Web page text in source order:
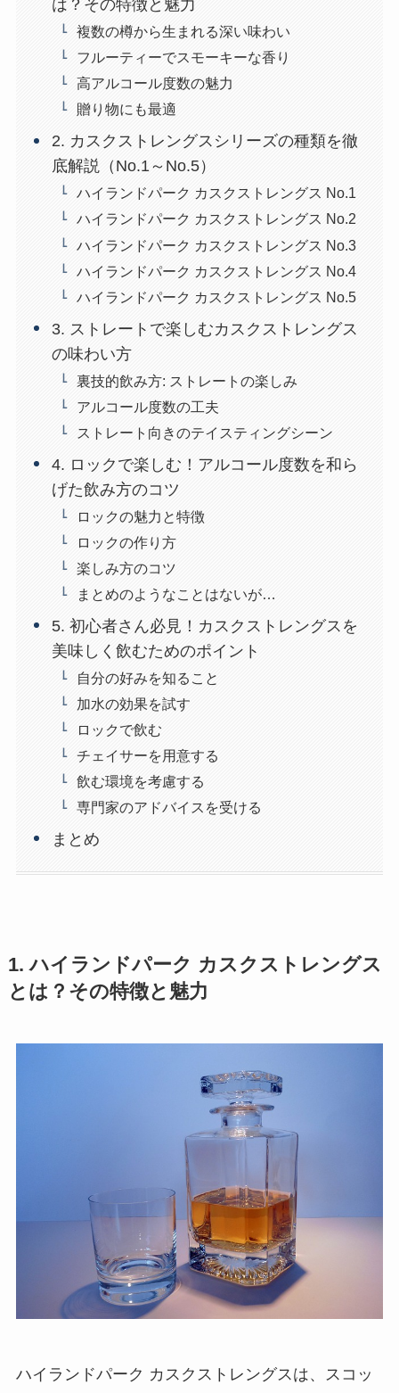
は？その特徴と魅力
複数の樽から生まれる深い味わい
フルーティーでスモーキーな香り
高アルコール度数の魅力
贈り物にも最適
2. カスクストレングスシリーズの種類を徹
底解説（No.1～No.5）
ハイランドパーク カスクストレングス No.1
ハイランドパーク カスクストレングス No.2
ハイランドパーク カスクストレングス No.3
ハイランドパーク カスクストレングス No.4
ハイランドパーク カスクストレングス No.5
3. ストレートで楽しむカスクストレングス
の味わい方
裏技的飲み方: ストレートの楽しみ
アルコール度数の工夫
ストレート向きのテイスティングシーン
4. ロックで楽しむ！アルコール度数を和ら
げた飲み方のコツ
ロックの魅力と特徴
ロックの作り方
楽しみ方のコツ
まとめのようなことはないが…
5. 初心者さん必見！カスクストレングスを
美味しく飲むためのポイント
自分の好みを知ること
加水の効果を試す
ロックで飲む
チェイサーを用意する
飲む環境を考慮する
専門家のアドバイスを受ける
まとめ
1. ハイランドパーク カスクストレングス
とは？その特徴と魅力
ハイランドパーク カスクストレングスは、スコッ